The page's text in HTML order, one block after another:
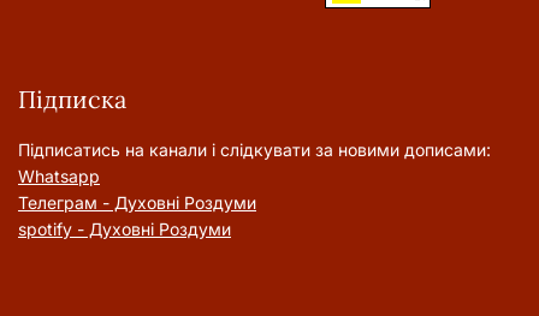
Підписка
Підписатись на канали і слідкувати за новими дописами:
Whatsapp
Телеграм - Духовні Роздуми
spotify - Духовні Роздуми